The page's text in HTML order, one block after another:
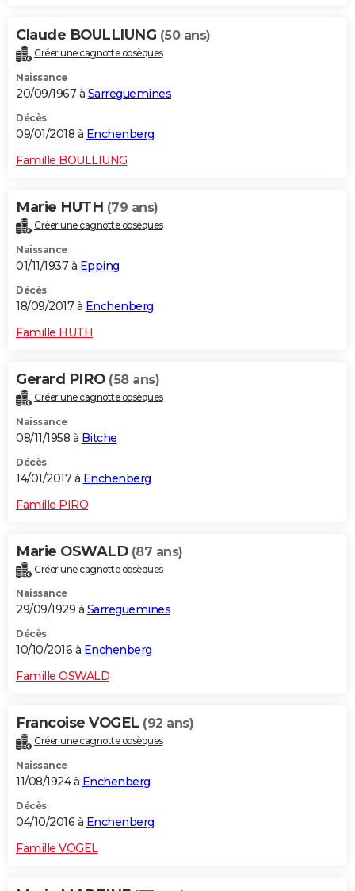
Claude BOULLIUNG (50 ans)
Créer une cagnotte obsèques
Naissance
20/09/1967 à Sarreguemines
Décès
09/01/2018 à Enchenberg
Famille BOULLIUNG
Marie HUTH (79 ans)
Créer une cagnotte obsèques
Naissance
01/11/1937 à Epping
Décès
18/09/2017 à Enchenberg
Famille HUTH
Gerard PIRO (58 ans)
Créer une cagnotte obsèques
Naissance
08/11/1958 à Bitche
Décès
14/01/2017 à Enchenberg
Famille PIRO
Marie OSWALD (87 ans)
Créer une cagnotte obsèques
Naissance
29/09/1929 à Sarreguemines
Décès
10/10/2016 à Enchenberg
Famille OSWALD
Francoise VOGEL (92 ans)
Créer une cagnotte obsèques
Naissance
11/08/1924 à Enchenberg
Décès
04/10/2016 à Enchenberg
Famille VOGEL